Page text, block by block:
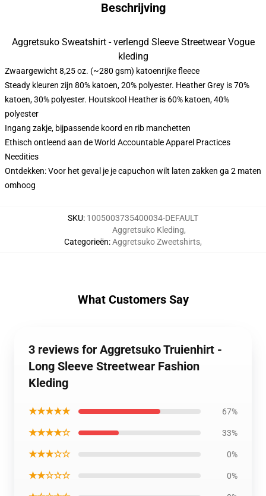
Beschrijving
Aggretsuko Sweatshirt - verlengd Sleeve Streetwear Vogue
kleding
Zwaargewicht 8,25 oz. (~280 gsm) katoenrijke fleece
Steady kleuren zijn 80% katoen, 20% polyester. Heather Grey is 70%
katoen, 30% polyester. Houtskool Heather is 60% katoen, 40%
polyester
Ingang zakje, bijpassende koord en rib manchetten
Ethisch ontleend aan de World Accountable Apparel Practices
Needities
Ontdekken: Voor het geval je je capuchon wilt laten zakken ga 2 maten
omhoog
SKU: 1005003735400034-DEFAULT
Categorieën:
Aggretsuko Kleding,
Aggretsuko Zweetshirts,
What Customers Say
3 reviews for Aggretsuko Truienhirt -
Long Sleeve Streetwear Fashion
Kleding
★★★★★ 67%
★★★★☆ 33%
★★★☆☆ 0%
★★☆☆☆ 0%